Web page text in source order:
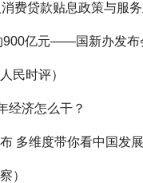
费贷款贴息政策与服
900亿元——国新办发布
民时评）
经济怎么干？
多维度带你看中国发展
）